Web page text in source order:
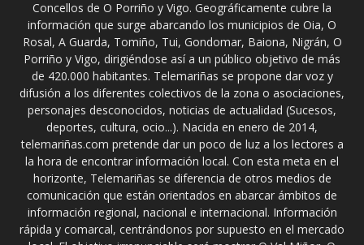
Concellos de O Porriño y Vigo. Geográficamente cubre la
información que surge abarcando los municipios de Oia, O
Rosal, A Guarda, Tomiño, Tui, Gondomar, Baiona, Nigrán, O
Porriño y Vigo, dirigiéndose así a un público objetivo de más
de 420.000 habitantes. Telemariñas se propone dar voz y
difusión a los diferentes colectivos de la zona o asociaciones,
personajes desconocidos, noticias de actualidad (Sucesos,
deportes, cultura, ocio...). Nacida en enero de 2014,
telemariñas.com pretende dar un poco de luz a los lectores a
la hora de encontrar información local. Con esta meta en el
horizonte, Telemariñas se diferencia de otros medios de
comunicación que están orientados en abarcar ámbitos de
información regional, nacional e internacional. Información
rápida y comarcal, centrándonos por supuesto en el mercado